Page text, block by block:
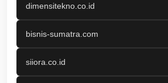
dimensitekno.co.id
bisnis-sumatra.com
siiora.co.id